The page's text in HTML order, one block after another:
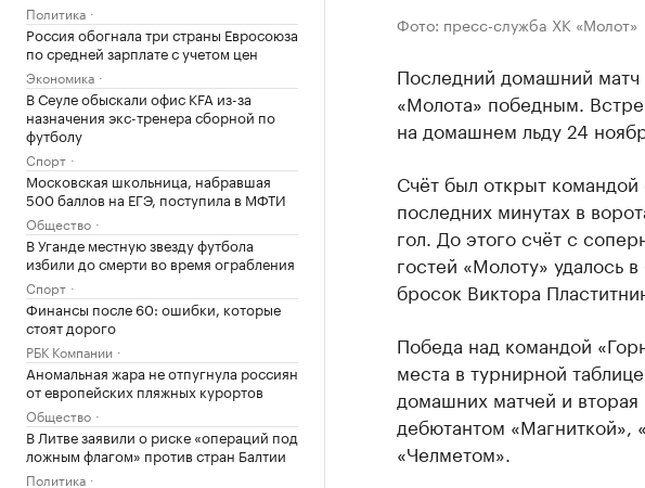
Политика
Россия обогнала три страны Евросоюза
по средней зарплате с учетом цен
Экономика
В Сеуле обыскали офис KFA из-за
назначения экс-тренера сборной по
футболу
Спорт
Московская школьница, набравшая
500 баллов на ЕГЭ, поступила в МФТИ
Общество
В Уганде местную звезду футбола
избили до смерти во время ограбления
Спорт
Финансы после 60: ошибки, которые
стоят дорого
РБК Компании
Аномальная жара не отпугнула россиян
от европейских пляжных курортов
Общество
В Литве заявили о риске «операций под
ложным флагом» против стран Балтии
Политика
Фото: пресс-служба ХК «Молот»
Последний домашний матч
«Молота» победным.
на домашнем льду 24
Счёт был открыт
последних минутах в
гол. До этого счёт с
гостей «Молоту» удалось
бросок Виктора
Победа над командой
места в турнирной
домашних матчей и
дебютантом
«Челметом».